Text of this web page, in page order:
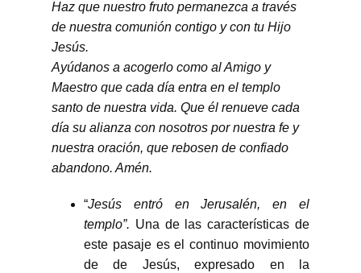
Haz que nuestro fruto permanezca a través
de nuestra comunión contigo y con tu Hijo
Jesús.
Ayúdanos a acogerlo como al Amigo y
Maestro que cada día entra en el templo
santo de nuestra vida. Que él renueve cada
día su alianza con nosotros por nuestra fe y
nuestra oración, que rebosen de confiado
abandono. Amén.
“Jesús entró en Jerusalén, en el
templo”. Una de las características de
este pasaje es el continuo movimiento
de de Jesús, expresado en la